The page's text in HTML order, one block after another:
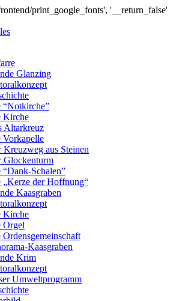
print_google_fonts', '__return_false'
Glanzing
“Notkirche”
Kirche
Altarkreuz
Vorkapelle
Kreuzweg aus Steinen
Glockenturm
“Dank-Schalen”
„Kerze der Hoffnung“
Kaasgraben
Kirche
Orgel
Ordensgemeinschaft
Kaasgraben
Krim
Umweltprogramm